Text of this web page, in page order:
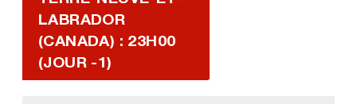
LABRADOR
(CANADA) : 23H00
(JOUR -1)